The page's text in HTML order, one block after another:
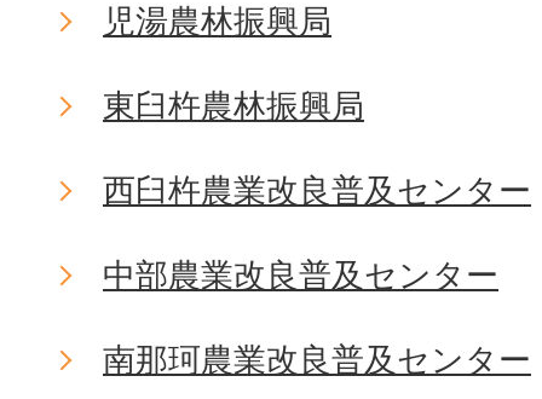
児湯農林振興局
東臼杵農林振興局
西臼杵農業改良普及センター
中部農業改良普及センター
南那珂農業改良普及センター